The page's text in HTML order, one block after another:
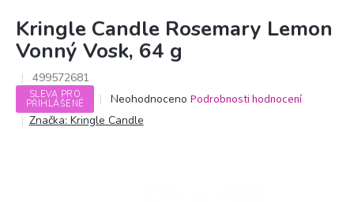
Kringle Candle Rosemary Lemon
Vonný Vosk, 64 g
499572681
SLEVA PRO
PŘIHLÁŠENÉ
Průměrné
hodnocení
produktu
Neohodnoceno Podrobnosti hodnocení
Značka: Kringle Candle